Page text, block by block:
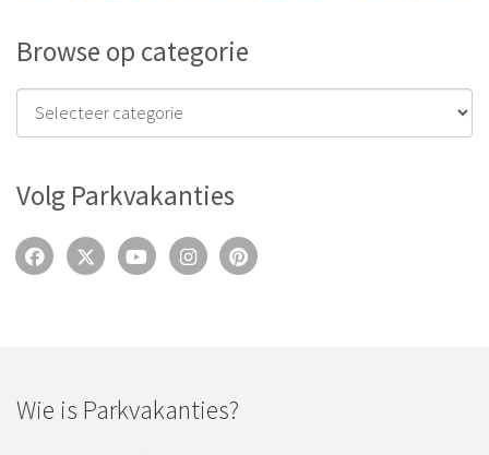
Browse op categorie
Volg Parkvakanties
Wie is Parkvakanties?